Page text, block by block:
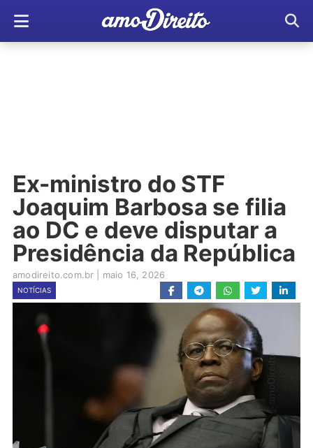
Ex-ministro do STF
Joaquim Barbosa se filia
ao DC e deve disputar a
Presidência da República
amodireito.com.br maio 16, 2026
NOTÍCIAS